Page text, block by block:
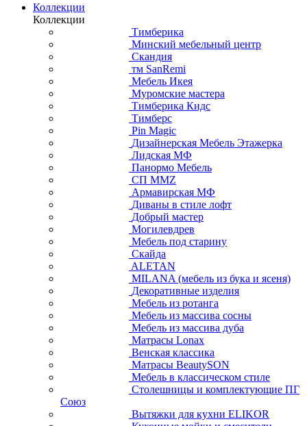
Коллекции
Коллекции
Тимберика
Минский мебельный центр
Скандия
тм SanRemi
Мебель Икея
Муромские мастера
Тимберика Кидс
Тимберс
Pin Magic
Дизайнерская Мебель Этажерка
Лидская МФ
Панормо Мебель
СП ММZ
Армавирская МФ
Диваны в стиле лофт
Добрый мастер
Могилевдрев
Мебель под старину
Скайда
ALETAN
MILANA (мебель из бука и ясеня)
Декоративные изделия
Мебель из ротанга
Мебель из массива сосны
Мебель из массива дуба
Матрасы Lonax
Венская классика
Матрасы BeautySON
Мебель в классическом стиле
Столешницы и комплектующие ПГ
Союз
Вытяжки для кухни ELIKOR